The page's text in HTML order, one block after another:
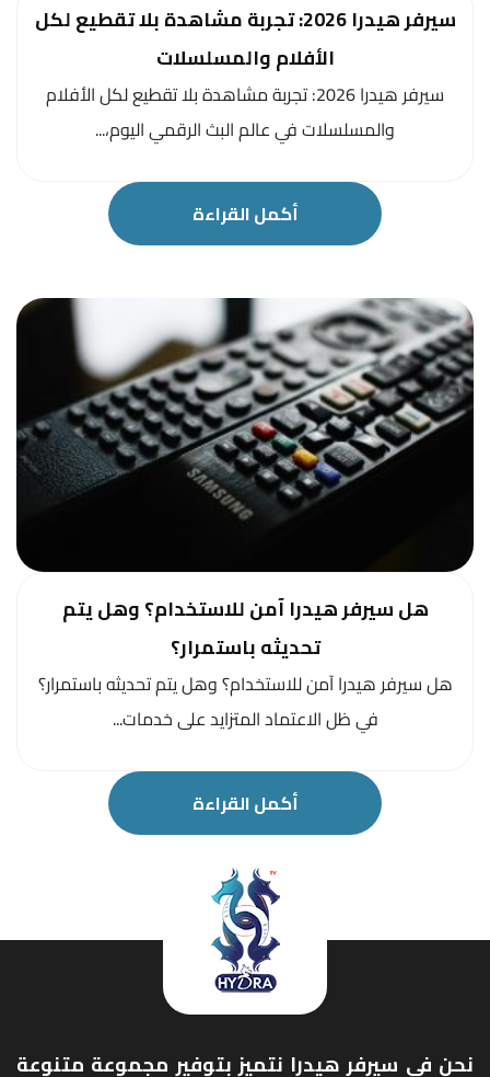
سيرفر هيدرا 2026: تجربة مشاهدة بلا تقطيع لكل
الأفلام والمسلسلات
سيرفر هيدرا 2026: تجربة مشاهدة بلا تقطيع لكل الأفلام
والمسلسلات في عالم البث الرقمي اليوم،...
أكمل القراءة
هل سيرفر هيدرا آمن للاستخدام؟ وهل يتم
تحديثه باستمرار؟
هل سيرفر هيدرا آمن للاستخدام؟ وهل يتم تحديثه باستمرار؟
في ظل الاعتماد المتزايد على خدمات...
أكمل القراءة
نحن في سيرفر هيدرا نتميز بتوفير مجموعة متنوعة